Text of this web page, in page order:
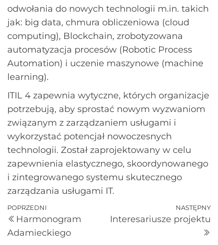
odwołania do nowych technologii m.in. takich
jak: big data, chmura obliczeniowa (cloud
computing), Blockchain, zrobotyzowana
automatyzacja procesów (Robotic Process
Automation) i uczenie maszynowe (machine
learning).
ITIL 4 zapewnia wytyczne, których organizacje
potrzebują, aby sprostać nowym wyzwaniom
związanym z zarządzaniem usługami i
wykorzystać potencjał nowoczesnych
technologii. Został zaprojektowany w celu
zapewnienia elastycznego, skoordynowanego
i zintegrowanego systemu skutecznego
zarządzania usługami IT.
POPRZEDNI
Harmonogram
Adamieckiego
NASTĘPNY
Interesariusze projektu